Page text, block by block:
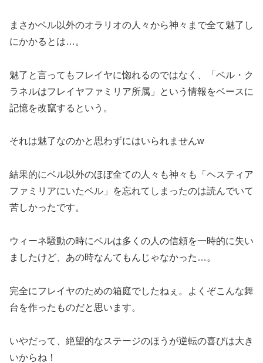
まさかベル以外のオラリオの人々から神々まで全て魅了し
にかかるとは…。
魅了と言ってもフレイヤに惚れるのではなく、「ベル・ク
ラネルはフレイヤファミリア所属」という情報をベースに
記憶を改竄するという。
それは魅了なのかと思わずにはいられませんw
結果的にベル以外のほぼ全ての人々も神々も「ヘスティア
ファミリアにいたベル」を忘れてしまったのは読んでいて
苦しかったです。
ウィーネ騒動の時にベルは多くの人の信頼を一時的に失い
ましたけど、あの時なんてもんじゃなかった…。
完全にフレイヤのための箱庭でしたねぇ。よくぞこんな舞
台を作ったものだと思います。
いやだって、絶望的なステージのほうが逆転の喜びは大き
いからね！